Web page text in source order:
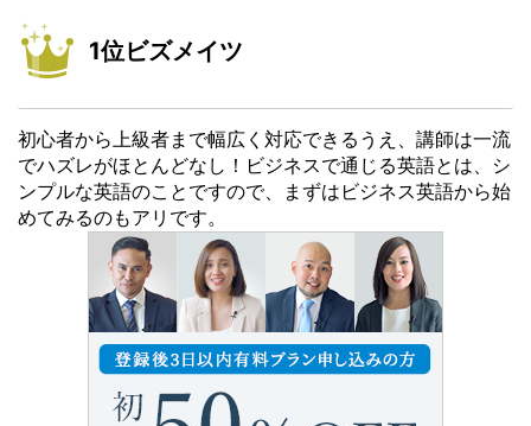
1位ビズメイツ
初心者から上級者まで幅広く対応できるうえ、講師は一流
でハズレがほとんどなし！ビジネスで通じる英語とは、シ
ンプルな英語のことですので、まずはビジネス英語から始
めてみるのもアリです。